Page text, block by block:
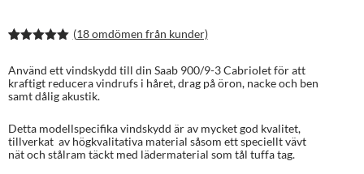
baserat på
kundrecens
ioner
(18omdömen från kunder)
Använd ett vindskydd till din Saab 900/9-3 Cabriolet för att
kraftigt reducera vindrufs i håret, drag på öron, nacke och ben
samt dålig akustik.
Detta modellspecifika vindskydd är av mycket god kvalitet,
tillverkat av högkvalitativa material såsom ett speciellt vävt
nät och stålram täckt med lädermaterial som tål tuffa tag.